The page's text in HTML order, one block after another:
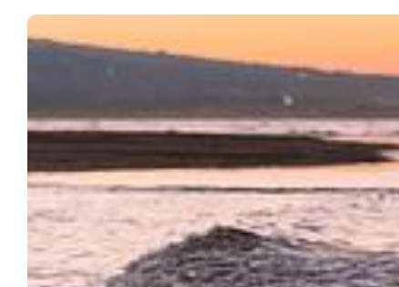
Baden mit Hund